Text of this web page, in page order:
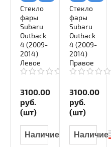
Стекло
фары
Subaru
Outback
4 (2009-
2014)
Левое
3100.00
руб.
(шт)
Наличие
Стекло
фары
Subaru
Outback
4 (2009-
2014)
Правое
3100.00
руб.
(шт)
Наличие